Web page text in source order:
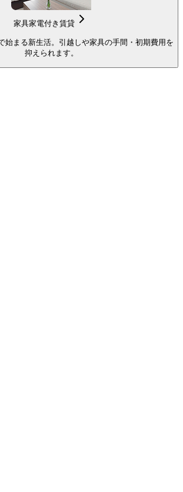
家具家電付き賃貸
始まる新生活。引越しや家具の手間・初期費用を
抑えられます。